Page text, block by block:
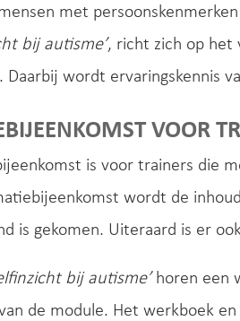
met
bij autisme’, richt zich op het
Daarbij wordt ervaringskennis
VOOR
is voor trainers die
wordt de
is gekomen. Uiteraard is er
bij autisme’horen een
de module. Het werkboek